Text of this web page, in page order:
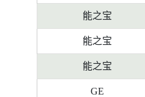
能之宝
能之宝
能之宝
GE